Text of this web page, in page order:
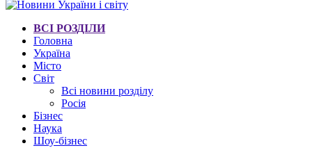
ВСІ РОЗДІЛИ
Головна
Україна
Місто
Світ
Всі новини розділу
Росія
Бізнес
Наука
Шоу-бізнес